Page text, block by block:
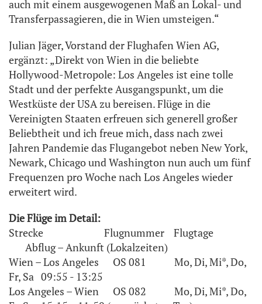
auch mit einem ausgewogenen Maß an Lokal- und
Transferpassagieren, die in Wien umsteigen.“
Julian Jäger, Vorstand der Flughafen Wien AG,
ergänzt: „Direkt von Wien in die beliebte
Hollywood-Metropole: Los Angeles ist eine tolle
Stadt und der perfekte Ausgangspunkt, um die
Westküste der USA zu bereisen. Flüge in die
Vereinigten Staaten erfreuen sich generell großer
Beliebtheit und ich freue mich, dass nach zwei
Jahren Pandemie das Flugangebot neben New York,
Newark, Chicago und Washington nun auch um fünf
Frequenzen pro Woche nach Los Angeles wieder
erweitert wird.
Die Flüge im Detail:
Strecke Flugnummer Flugtage
Abflug – Ankunft (Lokalzeiten)
Wien – Los Angeles OS 081 Mo, Di, Mi*, Do,
Fr, Sa 09:55 - 13:25
Los Angeles – Wien OS 082 Mo, Di, Mi*, Do,